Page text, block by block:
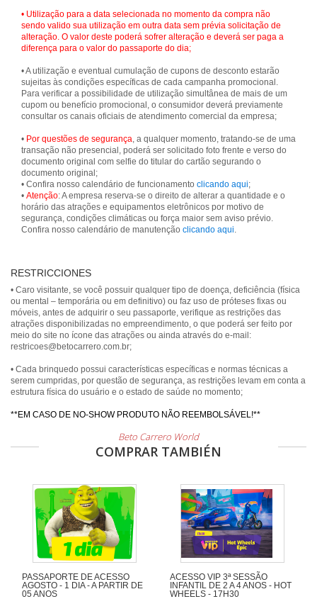
• Utilização para a data selecionada no momento da compra não
sendo valido sua utilização em outra data sem prévia solicitação de
alteração. O valor deste poderá sofrer alteração e deverá ser paga a
diferença para o valor do passaporte do dia;
• A utilização e eventual cumulação de cupons de desconto estarão
sujeitas às condições específicas de cada campanha promocional.
Para verificar a possibilidade de utilização simultânea de mais de um
cupom ou benefício promocional, o consumidor deverá previamente
consultar os canais oficiais de atendimento comercial da empresa;
• Por questões de segurança, a qualquer momento, tratando-se de uma
transação não presencial, poderá ser solicitado foto frente e verso do
documento original com selfie do titular do cartão segurando o
documento original;
• Confira nosso calendário de funcionamento clicando aqui;
• Atenção: A empresa reserva-se o direito de alterar a quantidade e o
horário das atrações e equipamentos eletrônicos por motivo de
segurança, condições climáticas ou força maior sem aviso prévio.
Confira nosso calendário de manutenção clicando aqui.
RESTRICCIONES
• Caro visitante, se você possuir qualquer tipo de doença, deficiência (física
ou mental – temporária ou em definitivo) ou faz uso de próteses fixas ou
móveis, antes de adquirir o seu passaporte, verifique as restrições das
atrações disponibilizadas no empreendimento, o que poderá ser feito por
meio do site no ícone das atrações ou ainda através do e-mail:
restricoes@betocarrero.com.br;
• Cada brinquedo possui características específicas e normas técnicas a
serem cumpridas, por questão de segurança, as restrições levam em conta a
estrutura física do usuário e o estado de saúde no momento;
**EM CASO DE NO-SHOW PRODUTO NÃO REEMBOLSÁVEL!**
Beto Carrero World
COMPRAR TAMBIÉN
PASSAPORTE DE ACESSO
AGOSTO - 1 DIA - A PARTIR DE
05 ANOS
ACESSO VIP 3ª SESSÃO
INFANTIL DE 2 A 4 ANOS - HOT
WHEELS - 17H30